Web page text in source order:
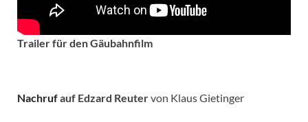
Trailer für den Gäubahnfilm
Nachrufauf Edzard Reutervon Klaus Gietinger